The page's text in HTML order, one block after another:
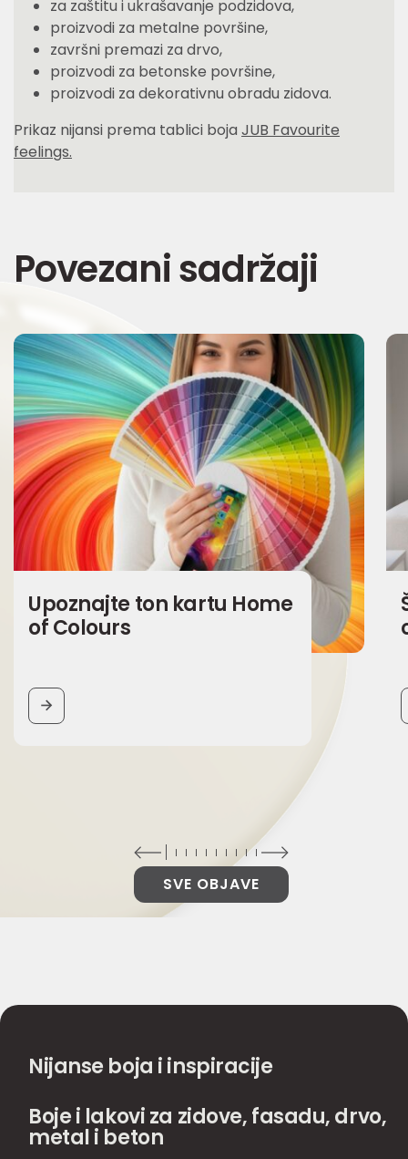
za zaštitu i ukrašavanje podzidova,
proizvodi za metalne površine,
završni premazi za drvo,
proizvodi za betonske površine,
proizvodi za dekorativnu obradu zidova.
Prikaz nijansi prema tablici boja JUB Favourite
feelings.
Povezani sadržaji
Upoznajte ton kartu Home
of Colours
BUTTON
SVE OBJAVE
Nijanse boja i inspiracije
Boje i lakovi za zidove, fasadu, drvo,
metal i beton